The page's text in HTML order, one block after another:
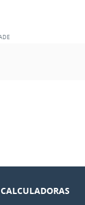
CALCULADORAS